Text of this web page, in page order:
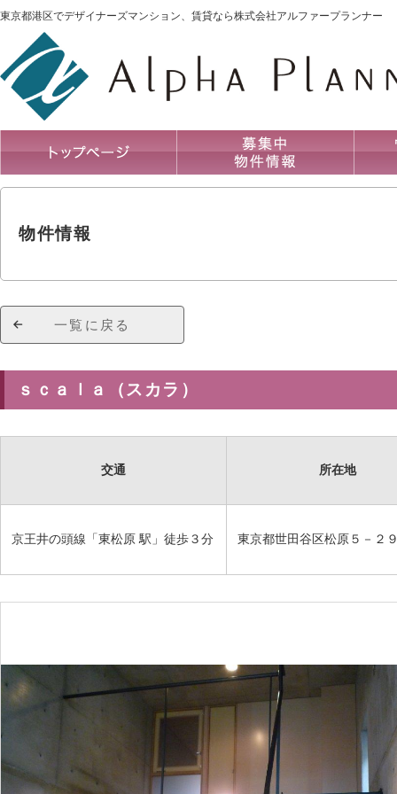
東京都港区でデザイナーズマンション、賃貸なら株式会社アルファープランナー
物件情報
一覧に戻る
ｓｃａｌａ（スカラ）
交通 所在地
京王井の頭線「東松原 駅」徒歩３分 東京都世田谷区松原５－２